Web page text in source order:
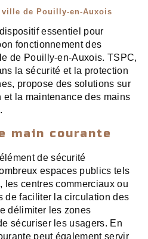
de Pouilly-en-Auxois
essentiel pour
fonctionnement des
de Pouilly-en-Auxois. TSPC,
la sécurité et la protection
propose des solutions sur
la maintenance des mains
main courante
de sécurité
espaces publics tels
les centres commerciaux ou
de faciliter la circulation des
délimiter les zones
sécuriser les usagers. En
peut également servir